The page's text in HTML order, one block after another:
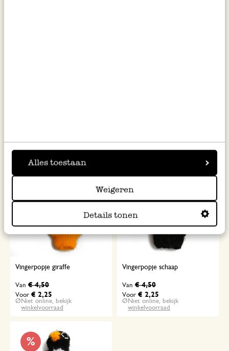
Alles toestaan
Weigeren
Details tonen
winkelvoorraad
%
Vingerpopje giraffe
Voor € 2,25
Van € 4,50
Niet online, bekijk
winkelvoorraad
%
Vingerpopje schaap
Voor € 2,25
Van € 4,50
Niet online, bekijk
winkelvoorraad
%